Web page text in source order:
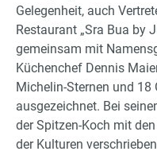
Gelegenheit, auch
Restaurant „Sra Bua by
gemeinsam mit
Küchenchef Dennis
Michelin-Sternen und
ausgezeichnet. Bei
der Spitzen-Koch mit
der Kulturen